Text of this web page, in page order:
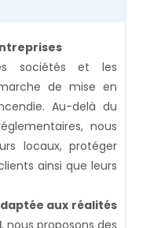
sociétés et les
de mise en
Au-delà du
nous
locaux, protéger
ainsi que leurs
aux réalités
, nous proposons des